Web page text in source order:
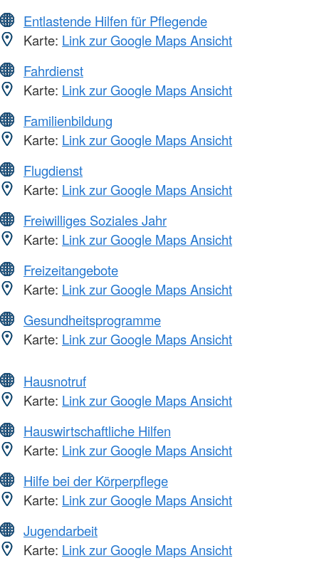
Entlastende Hilfen für Pflegende
Karte: Link zur Google Maps Ansicht
Fahrdienst
Karte: Link zur Google Maps Ansicht
Familienbildung
Karte: Link zur Google Maps Ansicht
Flugdienst
Karte: Link zur Google Maps Ansicht
Freiwilliges Soziales Jahr
Karte: Link zur Google Maps Ansicht
Freizeitangebote
Karte: Link zur Google Maps Ansicht
Gesundheitsprogramme
Karte: Link zur Google Maps Ansicht
Hausnotruf
Karte: Link zur Google Maps Ansicht
Hauswirtschaftliche Hilfen
Karte: Link zur Google Maps Ansicht
Hilfe bei der Körperpflege
Karte: Link zur Google Maps Ansicht
Jugendarbeit
Karte: Link zur Google Maps Ansicht